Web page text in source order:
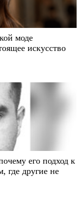
моде
искусство
его подход к
где другие не